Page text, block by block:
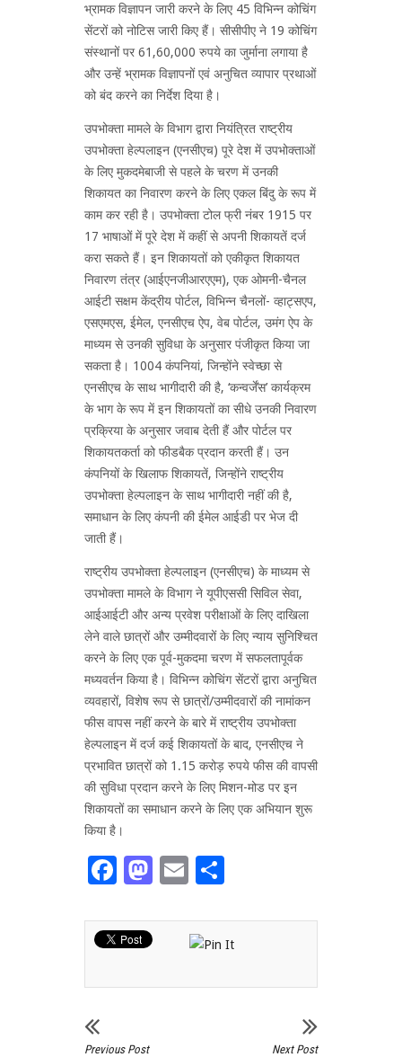
भ्रामक विज्ञापन जारी करने के लिए 45 विभिन्न कोचिंग
सेंटरों को नोटिस जारी किए हैं। सीसीपीए ने 19 कोचिंग
संस्थानों पर 61,60,000 रुपये का जुर्माना लगाया है
और उन्हें भ्रामक विज्ञापनों एवं अनुचित व्यापार प्रथाओं
को बंद करने का निर्देश दिया है।
उपभोक्ता मामले के विभाग द्वारा नियंत्रित राष्ट्रीय
उपभोक्ता हेल्पलाइन (एनसीएच) पूरे देश में उपभोक्ताओं
के लिए मुकदमेबाजी से पहले के चरण में उनकी
शिकायत का निवारण करने के लिए एकल बिंदु के रूप में
काम कर रही है। उपभोक्ता टोल फ्री नंबर 1915 पर
17 भाषाओं में पूरे देश में कहीं से अपनी शिकायतें दर्ज
करा सकते हैं। इन शिकायतों को एकीकृत शिकायत
निवारण तंत्र (आईएनजीआरएएम), एक ओमनी-चैनल
आईटी सक्षम केंद्रीय पोर्टल, विभिन्न चैनलों- व्हाट्सएप,
एसएमएस, ईमेल, एनसीएच ऐप, वेब पोर्टल, उमंग ऐप के
माध्यम से उनकी सुविधा के अनुसार पंजीकृत किया जा
सकता है। 1004 कंपनियां, जिन्होंने स्वेच्छा से
एनसीएच के साथ भागीदारी की है, ‘कन्वर्जेंस’ कार्यक्रम
के भाग के रूप में इन शिकायतों का सीधे उनकी निवारण
प्रक्रिया के अनुसार जवाब देती हैं और पोर्टल पर
शिकायतकर्ता को फीडबैक प्रदान करती हैं। उन
कंपनियों के खिलाफ शिकायतें, जिन्होंने राष्ट्रीय
उपभोक्ता हेल्पलाइन के साथ भागीदारी नहीं की है,
समाधान के लिए कंपनी की ईमेल आईडी पर भेज दी
जाती हैं।
राष्ट्रीय उपभोक्ता हेल्पलाइन (एनसीएच) के माध्यम से
उपभोक्ता मामले के विभाग ने यूपीएससी सिविल सेवा,
आईआईटी और अन्य प्रवेश परीक्षाओं के लिए दाखिला
लेने वाले छात्रों और उम्मीदवारों के लिए न्याय सुनिश्चित
करने के लिए एक पूर्व-मुकदमा चरण में सफलतापूर्वक
मध्यवर्तन किया है। विभिन्न कोचिंग सेंटरों द्वारा अनुचित
व्यवहारों, विशेष रूप से छात्रों/उम्मीदवारों की नामांकन
फीस वापस नहीं करने के बारे में राष्ट्रीय उपभोक्ता
हेल्पलाइन में दर्ज कई शिकायतों के बाद, एनसीएच ने
प्रभावित छात्रों को 1.15 करोड़ रुपये फीस की वापसी
की सुविधा प्रदान करने के लिए मिशन-मोड पर इन
शिकायतों का समाधान करने के लिए एक अभियान शुरू
किया है।
Facebook
Mastodon
Email
Previous Post Next Post